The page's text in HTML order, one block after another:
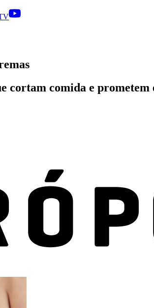
cortam comida e